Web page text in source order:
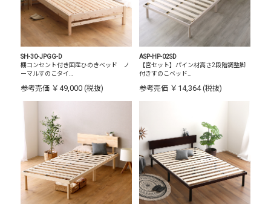
SH-30-JPGG-D
棚コンセント付き国産ひのきベッド ノ
ーマルすのこタイ…
参考売価 ￥49,000 (税抜)
ASP-HP-02SD
【宮セット】パイン材高さ2段階調整脚
付きすのこベッド…
参考売価 ￥14,364 (税抜)